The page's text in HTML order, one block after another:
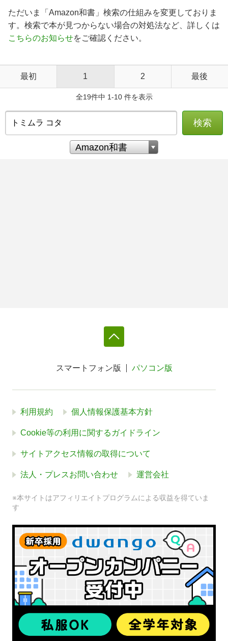
ただいま「Amazon和書」検索の仕組みを変更しておりま
す。検索で本が見つからない場合の対処法など、詳しくは
こちらのお知らせをご確認ください。
最初 1 2 最後
全19件中 1-10 件を表示
検索
スマートフォン版 パソコン版
利用規約 個人情報保護基本方針
Cookie等の利用に関するガイドライン
サイトアクセス情報の取得について
法人・プレスお問い合わせ 運営会社
※本サイトはアフィリエイトプログラムによる収益を得ていま
す